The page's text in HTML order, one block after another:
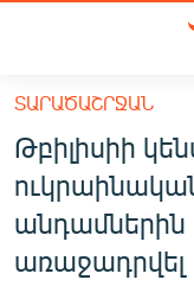
հիմնական
բովանդակությանը
Անցնել
հիմնական
մենյուին
Որոնում
ՀԱՅԱՍՏԱՆ
ՔԱՂԱՔԱԿԱՆ
ԸՆՏՐՈՒԹՅՈՒՆՆԵՐ
ՏԱՐԱԾԱՇՐՋԱՆ
Թբիլիսիի
առաջադրվել